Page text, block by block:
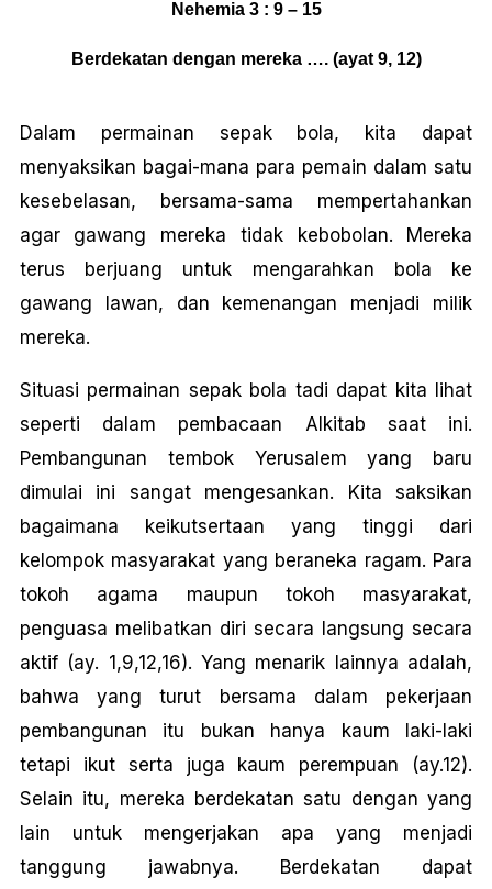
Nehemia 3 : 9 – 15
Berdekatan dengan mereka …. (ayat 9, 12)
Dalam permainan sepak bola, kita dapat
menyaksikan bagai-mana para pemain dalam satu
kesebelasan, bersama-sama mempertahankan
agar gawang mereka tidak kebobolan. Mereka
terus berjuang untuk mengarahkan bola ke
gawang lawan, dan kemenangan menjadi milik
mereka.
Situasi permainan sepak bola tadi dapat kita lihat
seperti dalam pembacaan Alkitab saat ini.
Pembangunan tembok Yerusalem yang baru
dimulai ini sangat mengesankan. Kita saksikan
bagaimana keikutsertaan yang tinggi dari
kelompok masyarakat yang beraneka ragam. Para
tokoh agama maupun tokoh masyarakat,
penguasa melibatkan diri secara langsung secara
aktif (ay. 1,9,12,16). Yang menarik lainnya adalah,
bahwa yang turut bersama dalam pekerjaan
pembangunan itu bukan hanya kaum laki-laki
tetapi ikut serta juga kaum perempuan (ay.12).
Selain itu, mereka berdekatan satu dengan yang
lain untuk mengerjakan apa yang menjadi
tanggung jawabnya. Berdekatan dapat